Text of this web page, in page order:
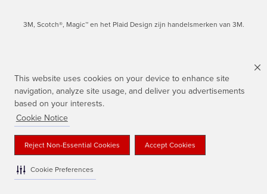
This website uses cookies on your device to enhance site
navigation, analyze site usage, and deliver you advertisements
based on your interests.
Cookie Notice
Reject Non-Essential Cookies Accept Cookies
Cookie Preferences
3M, Scotch®, Magic™ en het Plaid Design zijn handelsmerken van 3M.